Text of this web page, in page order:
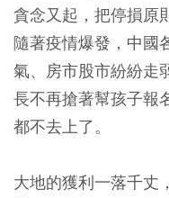
貪念又起，把停損原
隨著疫情爆發，中國
氣、房市股市紛紛走
長不再搶著幫孩子報
都不去上了。
大地的獲利一落千丈